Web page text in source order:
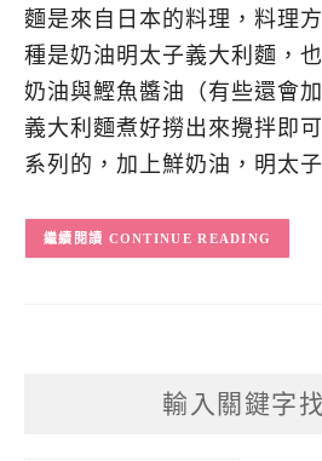
麵是來自日本的料理，料理
種是奶油明太子義大利麵，
奶油與鰹魚醬油（有些還會
義大利麵煮好撈出來攪拌即
系列的，加上鮮奶油，明太
CONTINUE READING
輸入關鍵字